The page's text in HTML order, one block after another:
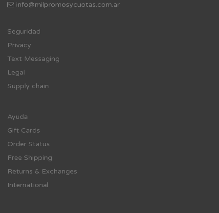
info@milpromosycuotas.com.ar
Seguridad
Privacy
Text Messaging
Legal
Supply chain
Ayuda
Gift Cards
Order Status
Free Shipping
Returns & Exchanges
International